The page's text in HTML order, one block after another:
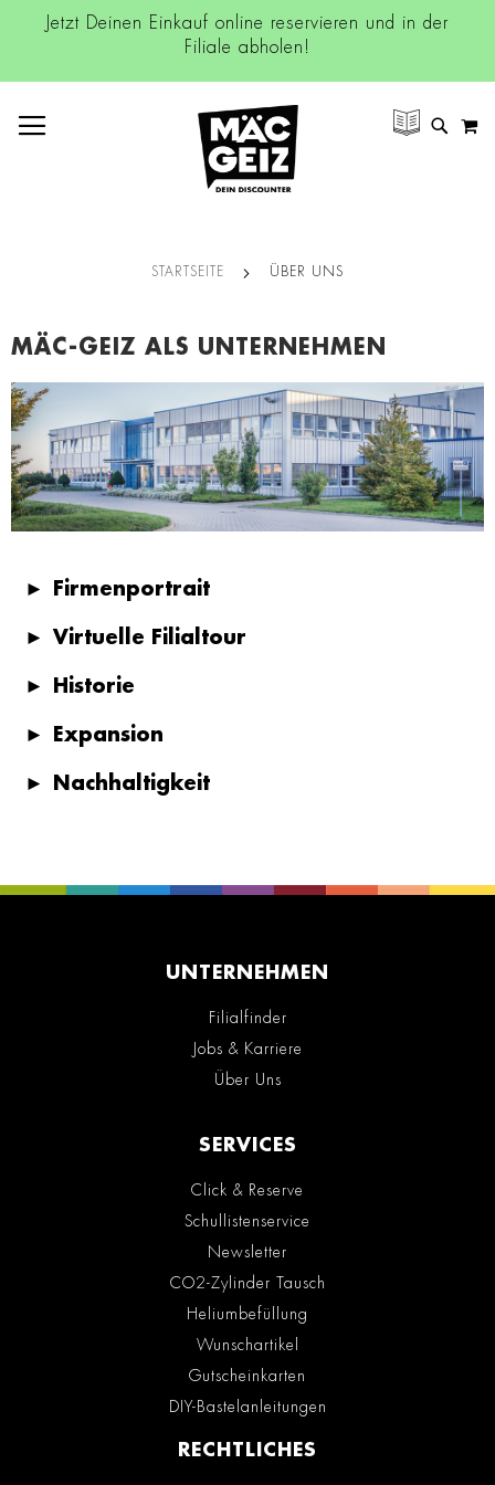
Jetzt Deinen Einkauf online reservieren und in der
Filiale abholen!
SUCHE
STARTSEITE ÜBER UNS
MÄC-GEIZ ALS UNTERNEHMEN
► Firmenportrait
► Virtuelle Filialtour
► Historie
► Expansion
► Nachhaltigkeit
UNTERNEHMEN
Filialfinder
Jobs & Karriere
Über Uns
SERVICES
Click & Reserve
Schullistenservice
Newsletter
CO2-Zylinder Tausch
Heliumbefüllung
Wunschartikel
Gutscheinkarten
DIY-Bastelanleitungen
RECHTLICHES